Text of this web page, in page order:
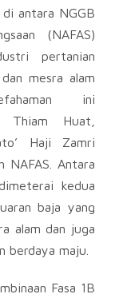
antara NGGB
(NAFAS)
pertanian
mesra alam
ini
Thiam Huat,
Haji Zamri
NAFAS. Antara
kedua
baja yang
alam dan juga
berdaya maju.
Fasa 1B